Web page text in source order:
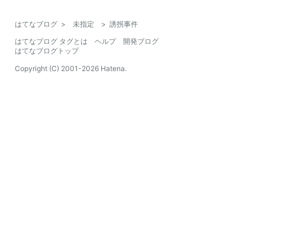
はてなブログ > 未指定 > 誘拐事件
はてなブログ タグとは
ヘルプ
開発ブログ
はてなブログトップ
Copyright (C) 2001-2026 Hatena.